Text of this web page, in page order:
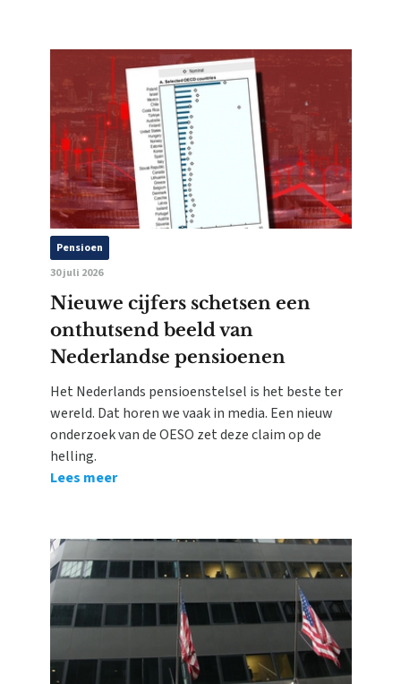
Pensioen
30 juli 2026
Nieuwe cijfers schetsen een
onthutsend beeld van
Nederlandse pensioenen
Het Nederlands pensioenstelsel is het beste ter
wereld. Dat horen we vaak in media. Een nieuw
onderzoek van de OESO zet deze claim op de
helling.
Lees meer